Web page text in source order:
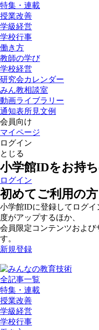
特集・連載
授業改善
学級経営
学校行事
働き方
教師の学び
学校経営
研究会カレンダー
みん教相談室
動画ライブラリー
通知表所見文例
会員向け
マイページ
ログイン
とじる
小学館IDをお持
ログイン
初めてご利用の方
小学館IDに登録してログ
度がアップするほか、
会員限定コンテンツおよび
す。
新規登録
全記事一覧
特集・連載
授業改善
学級経営
学校行事